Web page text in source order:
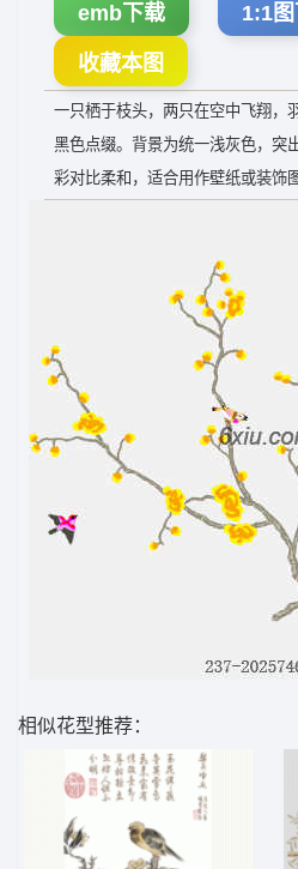
emb下载 1:1
收藏本图
一只栖于枝头，两只在空中飞翔，
黑色点缀。背景为统一浅灰色，突
彩对比柔和，适合用作壁纸或装饰
相似花型推荐：